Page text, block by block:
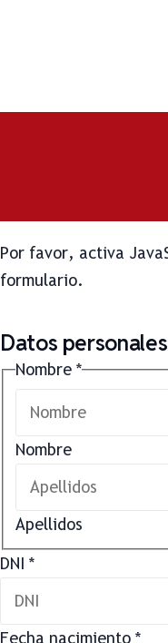
Por favor, activa
formulario.
Datos
Nombre*
Nombre
Apellidos
DNI *
Fecha nacimiento *